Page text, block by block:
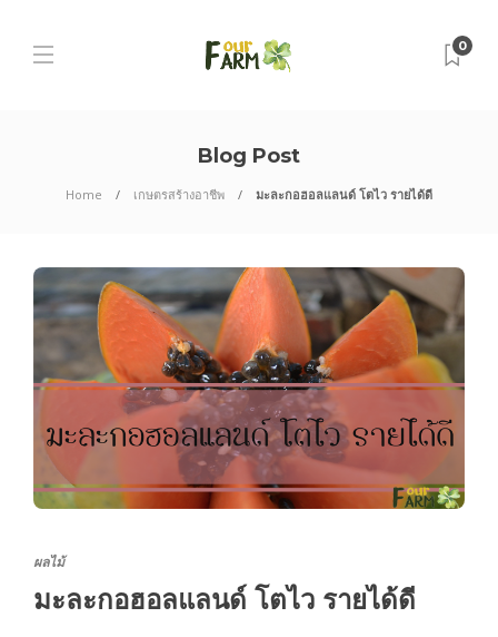
0
Blog Post
Home เกษตรสร้างอาชีพ มะละกอฮอลแลนด์ โตไว รายได้ดี
ผลไม้
มะละกอฮอลแลนด์ โตไว รายได้ดี